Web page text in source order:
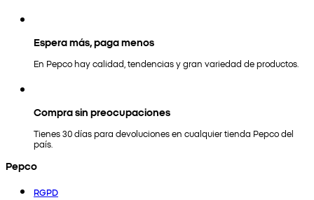
Espera más, paga menos
En Pepco hay calidad, tendencias y gran variedad de productos.
Compra sin preocupaciones
Tienes 30 días para devoluciones en cualquier tienda Pepco del
país.
Pepco
RGPD